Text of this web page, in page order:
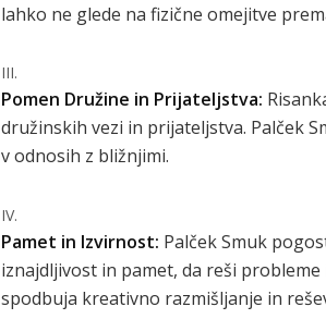
lahko ne glede na fizične omejitve
Pomen Družine in Prijateljstva:
družinskih vezi in prijateljstva. Palček
v odnosih z bližnjimi.
Pamet in Izvirnost: Palček Smuk
iznajdljivost in pamet, da reši
spodbuja kreativno razmišljanje in